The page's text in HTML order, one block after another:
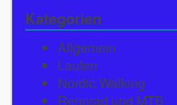
Kategorien
Allgemein
Laufen
Nordic Walking
Rennrad und MTB